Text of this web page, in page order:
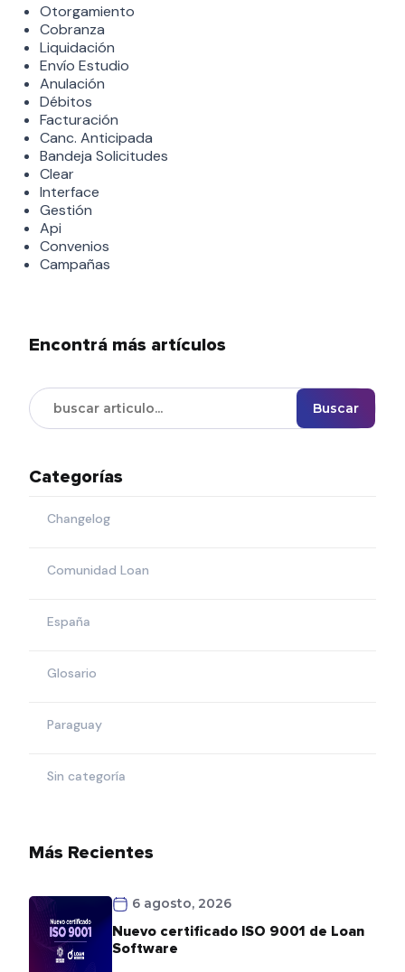
Otorgamiento
Cobranza
Liquidación
Envío Estudio
Anulación
Débitos
Facturación
Canc. Anticipada
Bandeja Solicitudes
Clear
Interface
Gestión
Api
Convenios
Campañas
Encontrá más artículos
Buscar
Categorías
Changelog
Comunidad Loan
España
Glosario
Paraguay
Sin categoría
Más Recientes
6 agosto, 2026
Nuevo certificado ISO 9001 de Loan
Software